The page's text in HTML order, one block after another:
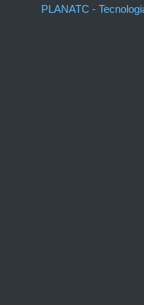
PLANATC -